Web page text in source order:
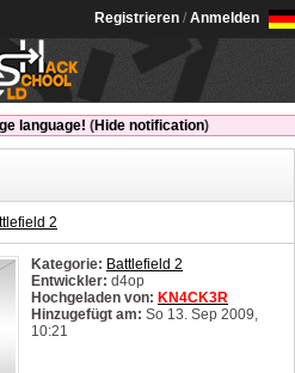
Registrieren / Anmelden
language! (Hide notification)
2
Kategorie: Battlefield 2
Entwickler: d4op
Hochgeladen von: KN4CK3R
Hinzugefügt am: So 13. Sep 2009,
10:21